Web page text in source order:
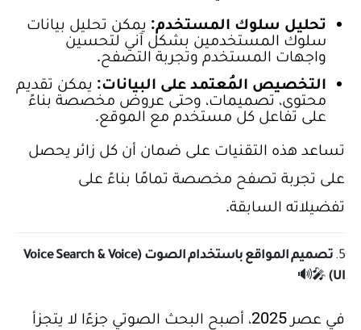
تحليل سلوك المستخدم: يمكن تحليل بيانات
سلوك المستخدمين بشكل آني لتحسين
واجهات المستخدم وتجربة التصفح.
التخصيص المُعتمد على البيانات: يمكن تقديم
محتوى، تصميمات، وحتى عروض مخصصة بناءً
على تفاعل كل مستخدم مع الموقع.
تساعد هذه التقنيات على ضمان أن كل زائر يحصل
على تجربة تصفح مخصصة تمامًا بناءً على
تفضيلاته السابقة.
5.
تصميم المواقع باستخدام الصوت (Voice Search & Voice
UI)
🎤🔊
في عصر 2025، أصبح البحث الصوتي جزءًا لا يتجزأ